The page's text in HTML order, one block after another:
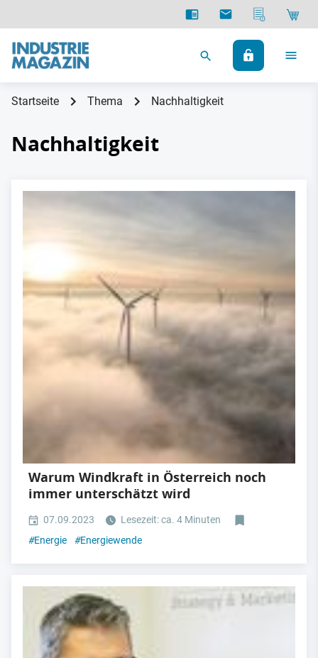
Startseite Thema Nachhaltigkeit
Nachhaltigkeit
Warum Windkraft in Österreich noch
immer unterschätzt wird
07.09.2023
Lesezeit: ca. 4 Minuten
#Energie #Energiewende